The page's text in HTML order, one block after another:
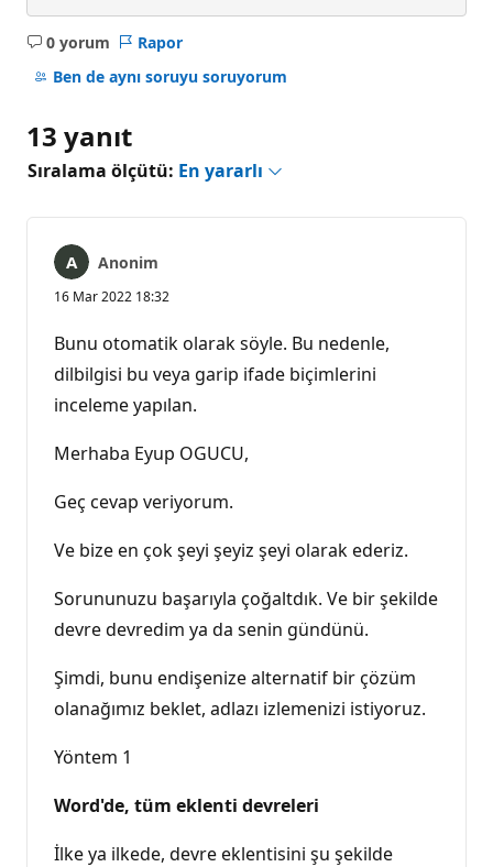
0 yorum
Açıklama
yok
Rapor
Ben de aynı soruyu soruyorum
13 yanıt
Sıralama ölçütü: En yararlı
Anonim
16 Mar 2022 18:32
Bunu otomatik olarak söyle. Bu nedenle,
dilbilgisi bu veya garip ifade biçimlerini
inceleme yapılan.
Merhaba Eyup OGUCU,
Geç cevap veriyorum.
Ve bize en çok şeyi şeyiz şeyi olarak ederiz.
Sorununuzu başarıyla çoğaltdık. Ve bir şekilde
devre devredim ya da senin gündünü.
Şimdi, bunu endişenize alternatif bir çözüm
olanağımız beklet, adlazı izlemenizi istiyoruz.
Yöntem 1
Word'de, tüm eklenti devreleri
İlke ya ilkede, devre eklentisini şu şekilde